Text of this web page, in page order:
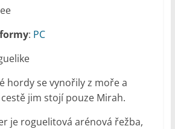
: PC
hordy se vynořily z moře a
jim stojí pouze Mirah.
je roguelitová arénová řežba,